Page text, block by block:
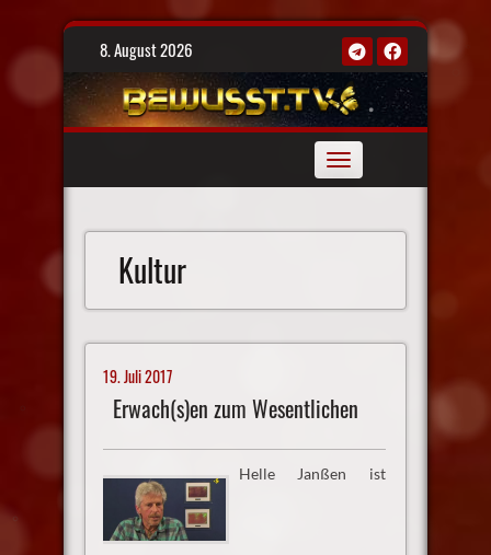
Skip
8. August 2026
Toggle
navigation
Kultur
19. Juli 2017
Erwach(s)en zum Wesentlichen
Helle Janßen ist